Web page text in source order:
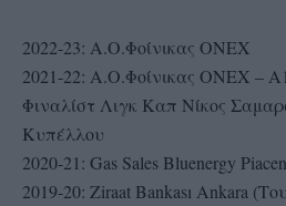
2022-23: Α.Ο.Φοίνικας ΟΝΕΧ
2021-22: Α.Ο.Φοίνικας ΟΝΕΧ –
Φιναλίστ Λιγκ Καπ Νίκος
Κυπέλλου
2020-21: Gas Sales Bluenergy
2019-20: Ziraat Bankası Ankara